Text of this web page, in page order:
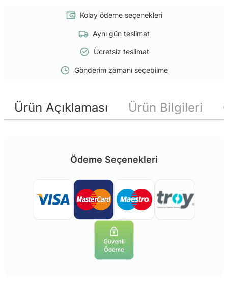
Kolay ödeme seçenekleri
Aynı gün teslimat
Ücretsiz teslimat
Gönderim zamanı seçebilme
Ürün Açıklaması Ürün Bilgileri
Ödeme Seçenekleri